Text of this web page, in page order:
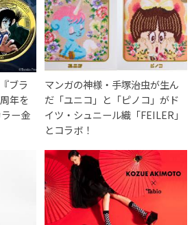
ブラ
年を
ー金
マンガの神様・手塚治虫が生ん
だ「ユニコ」と「ピノコ」がド
イツ・シュニール織「FEILER」
とコラボ！